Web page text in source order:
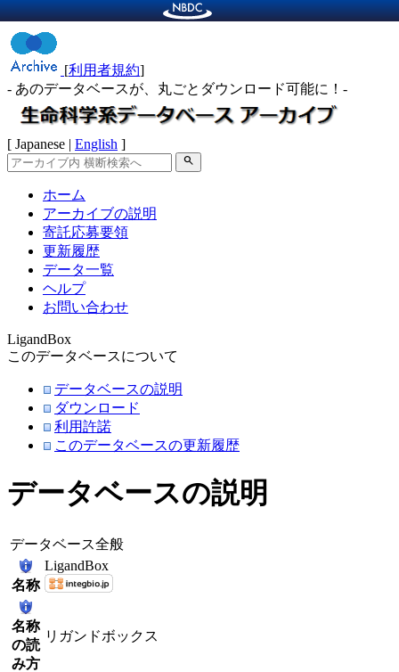
[利用者規約]
- あのデータベースが、丸ごとダウンロード可能に！-
[ Japanese | English ]
search
ホーム
アーカイブの説明
寄託応募要領
更新履歴
データ一覧
ヘルプ
お問い合わせ
LigandBox
このデータベースについて
データベースの説明
ダウンロード
利用許諾
このデータベースの更新履歴
データベースの説明
データベース全般
名称
LigandBox
名称
の読
み方
リガンドボックス